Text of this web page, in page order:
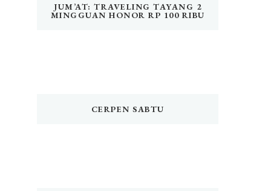
JUM’AT: TRAVELING TAYANG 2
MINGGUAN HONOR RP 100 RIBU
CERPEN SABTU